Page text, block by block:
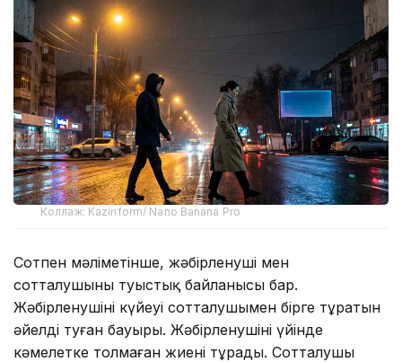
Коллаж: Kazinform/ Nano Banana Pro
Сотпен мәліметінше, жәбірленуші мен
сотталушының туыстық байланысы бар.
Жәбірленушінің күйеуі сотталушымен бірге тұратын
әйелдің туған бауыры. Жәбірленушінің үйінде
кәмелетке толмаған жиені тұрады. Сотталушы